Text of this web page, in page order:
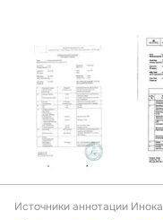
Источники аннотации